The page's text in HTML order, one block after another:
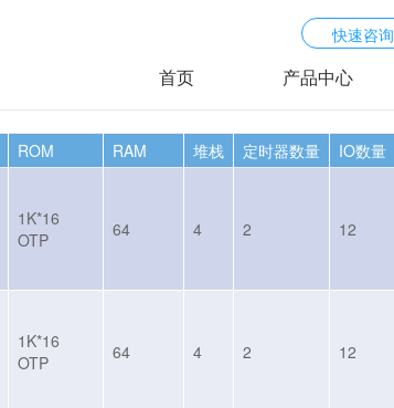
快速咨询
首页
产品中心
ROM RAM 堆栈 定时器数量 IO数量
1K*16
OTP
64 4 2 12
1K*16
OTP
64 4 2 12